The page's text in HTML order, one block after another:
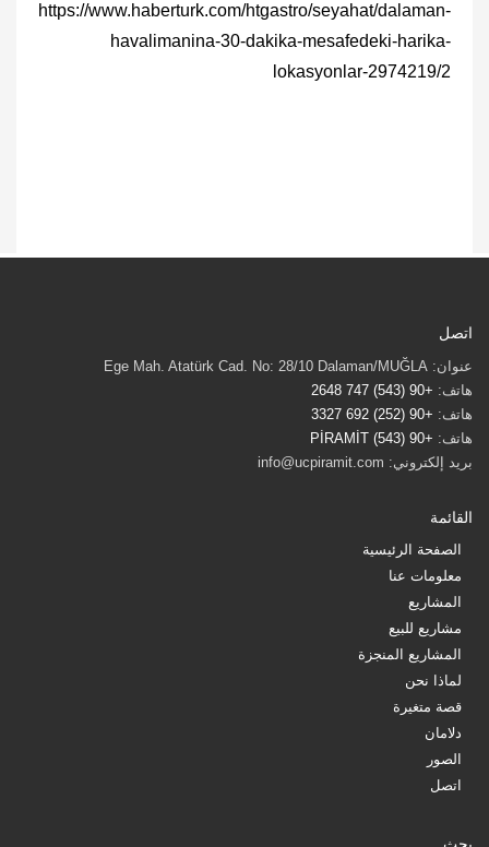
https://www.haberturk.com/htgastro/seyahat/dalaman-
havalimanina-30-dakika-mesafedeki-harika-
lokasyonlar-2974219/2
اتصل
عنوان: Ege Mah. Atatürk Cad. No: 28/10 Dalaman/MUĞLA
هاتف: +90 (543) 747 2648
هاتف: +90 (252) 692 3327
هاتف: +90 (543) PİRAMİT
بريد إلكتروني: info@ucpiramit.com
القائمة
الصفحة الرئيسية
معلومات عنا
المشاريع
مشاريع للبيع
المشاريع المنجزة
لماذا نحن
قصة متغيرة
دلامان
الصور
اتصل